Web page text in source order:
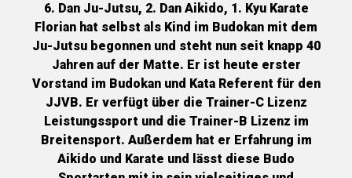
6. Dan Ju-Jutsu, 2. Dan Aikido, 1. Kyu Karate
Florian hat selbst als Kind im Budokan mit dem
Ju-Jutsu begonnen und steht nun seit knapp 40
Jahren auf der Matte. Er ist heute erster
Vorstand im Budokan und Kata Referent für den
JJVB. Er verfügt über die Trainer-C Lizenz
Leistungssport und die Trainer-B Lizenz im
Breitensport. Außerdem hat er Erfahrung im
Aikido und Karate und lässt diese Budo